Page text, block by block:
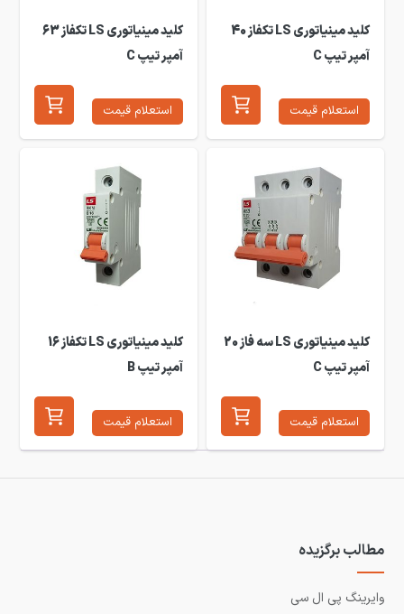
کلید مینیاتوری LS تکفاز 40
آمپر تیپ C
استعلام قیمت
کلید مینیاتوری LS تکفاز 63
آمپر تیپ C
استعلام قیمت
کلید مینیاتوری LS سه فاز 20
آمپر تیپ C
استعلام قیمت
کلید مینیاتوری LS تکفاز 16
آمپر تیپ B
استعلام قیمت
مطالب برگزیده
وایرینگ پی ال سی